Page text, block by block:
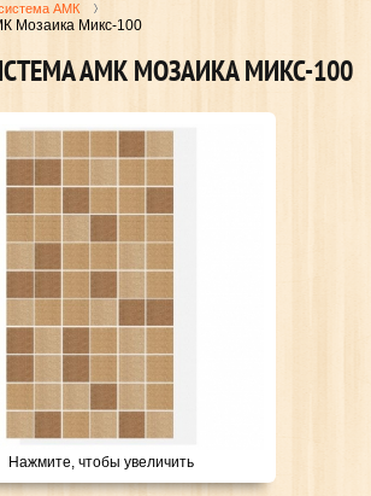
АМК
Мозаика Микс-100
АМК МОЗАИКА МИКС-100
Нажмите, чтобы увеличить